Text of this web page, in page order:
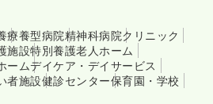
療養型病院精神科病院クリニック
施設特別養護老人ホーム
ームデイケア・デイサービス
者施設健診センター保育園・学校